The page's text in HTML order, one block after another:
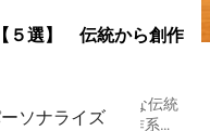
ソナライズ
５選】 伝統から創作
。 握り寿司のような伝統
レンジを加えた創作系や